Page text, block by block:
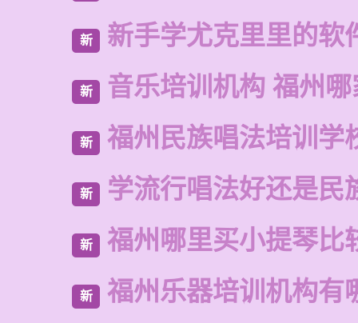
新 新手学尤克里里的软
新 音乐培训机构 福州
新 福州民族唱法培训学
新 学流行唱法好还是民
新 福州哪里买小提琴比
新 福州乐器培训机构有